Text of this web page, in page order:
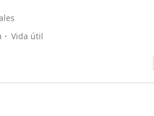
Vida útil